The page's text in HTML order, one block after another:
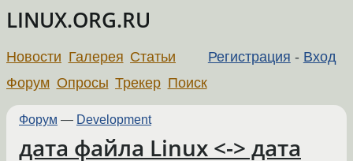
LINUX.ORG.RU
Регистрация - Вход
Новости Галерея Статьи
Форум Опросы Трекер Поиск
Форум — Development
дата файла Linux <-> дата